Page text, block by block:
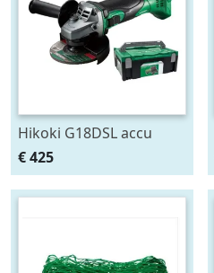
Hikoki G18DSL accu
haakse slijper (2x5Ah +
HSCII)
€ 425